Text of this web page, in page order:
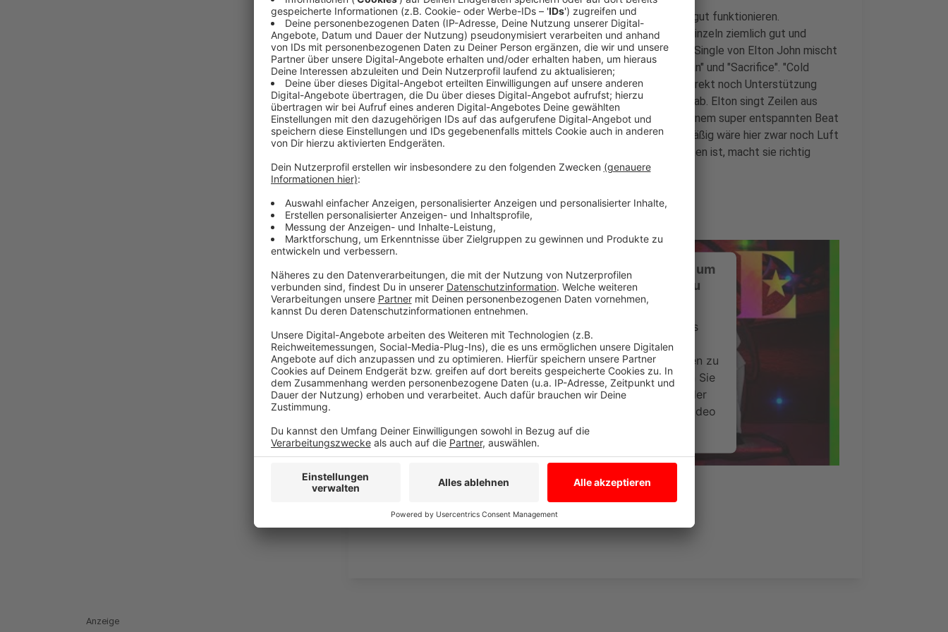
Stellt euch mal vor ihr würdet die Dinge, die einzeln schon richtig gut funktionieren.
miteinander kombinieren. Zum Beispiel Pommes und Currywurst. Einzeln ziemlich gut und
zusammen erst recht. Und das geht auch mit der Musik. Die neue Single von Elton John mischt
hier auch zwei Sachen zusammen und zwar seine Hits "Rocket Man" und "Sacrifice". "Cold
Heart" hat er das Mash-Up genannt und für das hat er sich auch direkt noch Unterstützung
geholt und zwar Dua Lipa. Die zwei wechseln sich hier songmäßig ab. Elton singt Zeilen aus
"Sacrifice", Dua aus "Rocketman". Das ganze wird dann noch mit einem super entspannten Beat
vom Electro-Pop-Duo PNAU unterlegt und ganz ehrlich. Tempomäßig wäre hier zwar noch Luft
nach oben aber selbst so ruhig, wie "Cold Heart" dann doch gehalten ist, macht sie richtig
Laune.
Anzeige
Wir benötigen Ihre Zustimmung, um
den YouTube Video-Service zu
laden!
Wir verwenden einen Service eines
Drittanbieters, um Videoinhalte
einzubetten. Dieser Service kann Daten zu
Ihren Aktivitäten sammeln. Bitte lesen Sie
die Details durch und stimmen Sie der
Nutzung des Service zu, um dieses Video
anzusehen.
Mehr Informationen
Akzeptieren
powered byUsercentrics Consent Management
Elton John, Dua Lipa - Cold Heart (PNAU Remix) (Official Video)
Anzeige
Anzeige